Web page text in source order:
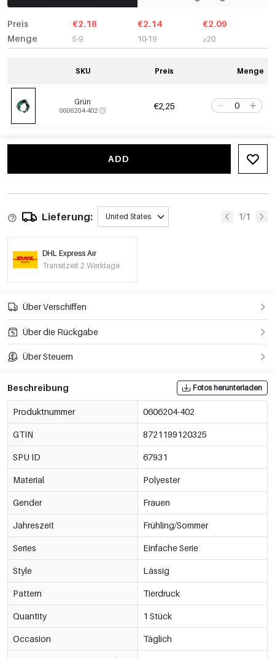
Preis
Menge
€2.18
5-9
€2.14
10-19
€2.09
≥20
SKU Preis Menge
Grün
0606204-402 €2,25
ADD
Lieferung: United States 1/1
DHL Express Air
Transitzeit 2 Werktage
Über Verschiffen
Über die Rückgabe
Über Steuern
Beschreibung Fotos herunterladen
Produktnummer 0606204-402
GTIN 8721199120325
SPU ID 67931
Material Polyester
Gender Frauen
Jahreszeit Frühling/Sommer
Series Einfache Serie
Style Lässig
Pattern Tierdruck
Quantity 1 Stück
Occasion Täglich